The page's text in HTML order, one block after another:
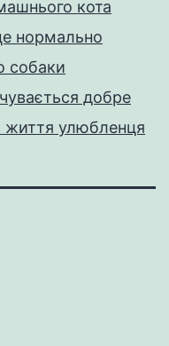
кота
нормально
собаки
добре
улюбленця